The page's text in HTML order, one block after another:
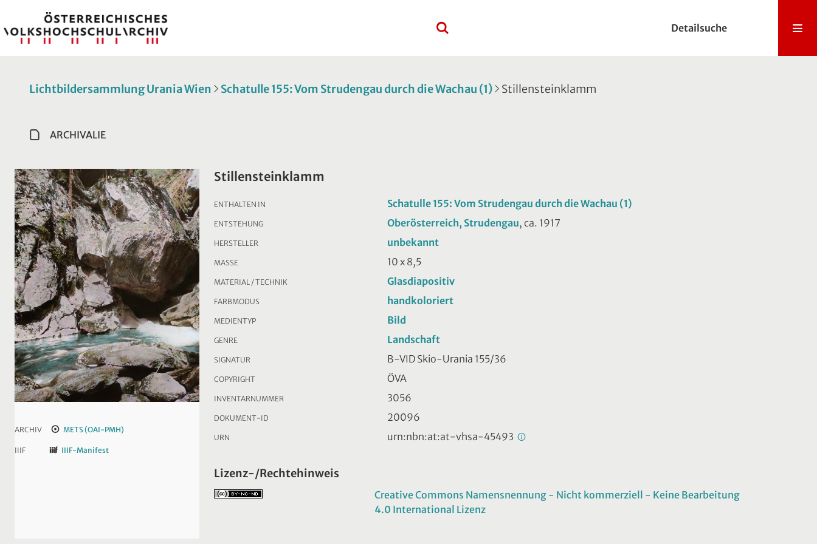
Detailsuche
Lichtbildersammlung Urania Wien Schatulle 155: Vom Strudengau durch die Wachau (1) Stillensteinklamm
ARCHIVALIE
ARCHIV METS (OAI-PMH)
IIIF IIIF-Manifest
Stillensteinklamm
ENTHALTEN IN Schatulle 155: Vom Strudengau durch die Wachau (1)
ENTSTEHUNG Oberösterreich, Strudengau, ca. 1917
HERSTELLER unbekannt
MASSE 10 x 8,5
MATERIAL / TECHNIK Glasdiapositiv
FARBMODUS handkoloriert
MEDIENTYP Bild
GENRE Landschaft
SIGNATUR B-VID Skio-Urania 155/36
COPYRIGHT ÖVA
INVENTARNUMMER 3056
DOKUMENT-ID 20096
URN urn:nbn:at:at-vhsa-45493
Lizenz-/Rechtehinweis
Creative Commons Namensnennung - Nicht kommerziell - Keine Bearbeitung
4.0 International Lizenz